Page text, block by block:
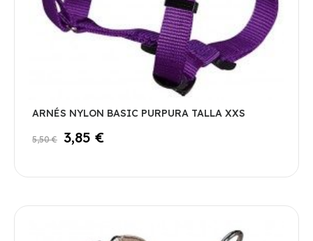
ARNÉS NYLON BASIC PURPURA TALLA XXS
5,50 € 3,85 €